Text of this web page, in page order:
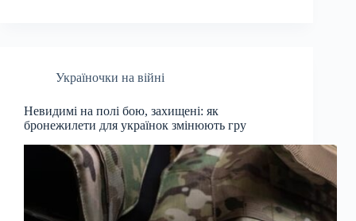
Україночки на війні
Невидимі на полі бою, захищені: як
бронежилети для українок змінюють гру